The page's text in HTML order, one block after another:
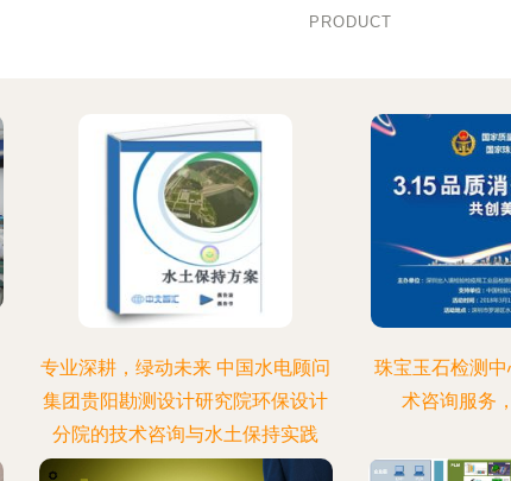
PRODUCT
专业深耕，绿动未来 中国水电顾问
集团贵阳勘测设计研究院环保设计
分院的技术咨询与水土保持实践
珠宝玉石检测
术咨询服务